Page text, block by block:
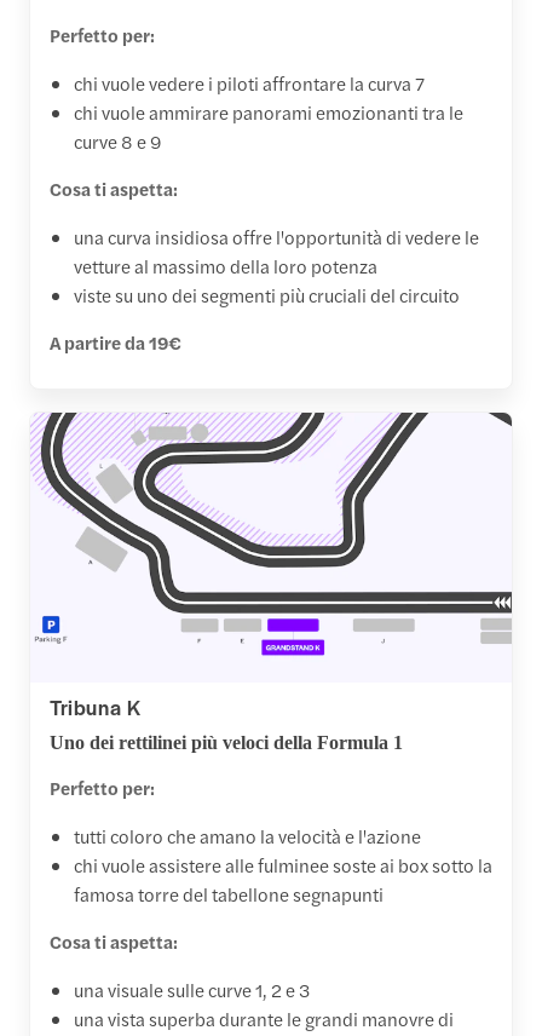
Perfetto per:
chi vuole vedere i piloti affrontare la curva 7
chi vuole ammirare panorami emozionanti tra le
curve 8 e 9
Cosa ti aspetta:
una curva insidiosa offre l'opportunità di vedere le
vetture al massimo della loro potenza
viste su uno dei segmenti più cruciali del circuito
A partire da 19€
Tribuna K
Uno dei rettilinei più veloci della Formula 1
Perfetto per:
tutti coloro che amano la velocità e l'azione
chi vuole assistere alle fulminee soste ai box sotto la
famosa torre del tabellone segnapunti
Cosa ti aspetta:
una visuale sulle curve 1, 2 e 3
una vista superba durante le grandi manovre di